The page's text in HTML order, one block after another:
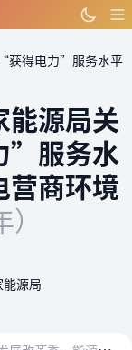
获得电力”服务水平
能源局关
”服务水
营商环境
源局